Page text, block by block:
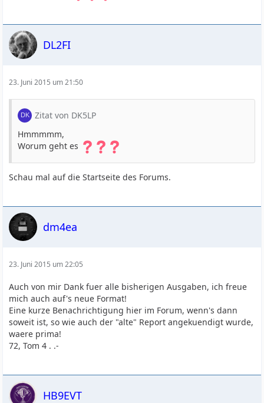
DL2FI
23. Juni 2015 um 21:50
Zitat von DK5LP
Hmmmmm,
Worum geht es
Schau mal auf die Startseite des Forums.
dm4ea
23. Juni 2015 um 22:05
Auch von mir Dank fuer alle bisherigen Ausgaben, ich freue
mich auch auf's neue Format!
Eine kurze Benachrichtigung hier im Forum, wenn's dann
soweit ist, so wie auch der "alte" Report angekuendigt wurde,
waere prima!
72, Tom 4 . .-
HB9EVT